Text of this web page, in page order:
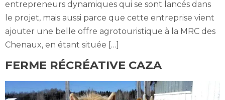
entrepreneurs dynamiques qui se sont lancés dans
le projet, mais aussi parce que cette entreprise vient
ajouter une belle offre agrotouristique à la MRC des
Chenaux, en étant située […]
FERME RÉCRÉATIVE CAZA